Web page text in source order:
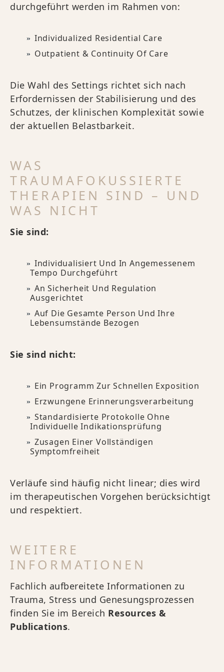
durchgeführt werden im Rahmen von:
Individualized Residential Care
Outpatient & Continuity Of Care
Die Wahl des Settings richtet sich nach
Erfordernissen der Stabilisierung und des
Schutzes, der klinischen Komplexität sowie
der aktuellen Belastbarkeit.
WAS
TRAUMAFOKUSSIERTE
THERAPIEN SIND – UND
WAS NICHT
Sie sind:
Individualisiert Und In Angemessenem
Tempo Durchgeführt
An Sicherheit Und Regulation
Ausgerichtet
Auf Die Gesamte Person Und Ihre
Lebensumstände Bezogen
Sie sind nicht:
Ein Programm Zur Schnellen Exposition
Erzwungene Erinnerungsverarbeitung
Standardisierte Protokolle Ohne
Individuelle Indikationsprüfung
Zusagen Einer Vollständigen
Symptomfreiheit
Verläufe sind häufig nicht linear; dies wird
im therapeutischen Vorgehen berücksichtigt
und respektiert.
WEITERE
INFORMATIONEN
Fachlich aufbereitete Informationen zu
Trauma, Stress und Genesungsprozessen
finden Sie im Bereich Resources &
Publications.